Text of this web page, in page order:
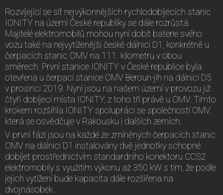
Rozvíjející se síť nejvýkonnějších rychlodobíjecích stanic
IONITY na území České republiky se dále rozrůstá.
Majitelé elektromobilů mohou nyní dobít baterie svého
vozu také na nejvytíženější české dálnici D1, konkrétně u
čerpacích stanic OMV na 111. kilometru v obou
směrech. První stanice IONITY v České republice byla
otevřena u čerpací stanice OMV Beroun-jih na dálnici D5
v prosinci 2019. Nyní jsou na našem území v provozu již
čtyři dobíjecí místa IONITY, z toho tři právě u OMV. Tímto
krokem rozšířila IONITY spolupráci se společností OMV,
která se osvědčuje v Rakousku i dalších zemích.
V první fázi jsou na každé ze zmíněných čerpacích stanic
OMV na dálnici D1 instalovány dvě jednotky schopné
dobíjet prostřednictvím standardního konektoru CCS2
elektromobily s využitím výkonu až 350 kW s tím, že podle
jejich vytížení bude kapacita dále rozšířena na
dvojnásobek.